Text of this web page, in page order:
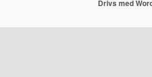
Drivs med